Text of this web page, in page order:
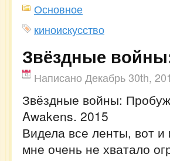
Основное
киноискусство
Звёздные
Написано Декабрь 30th,
Звёздные войны:
Awakens. 2015
Видела все ленты, вот
мне очень не хватало